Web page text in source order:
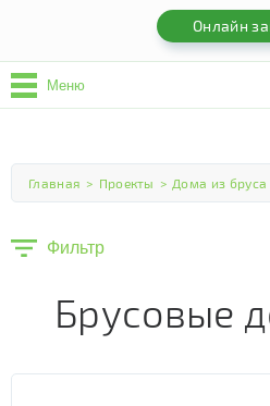
Онлайн
Меню
Главная > Проекты > Дома из бруса
Фильтр
Брусовые